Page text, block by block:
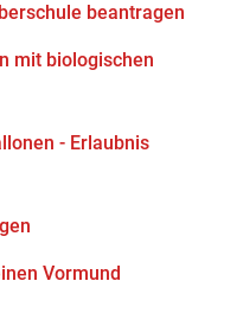
beantragen
mit biologischen
- Erlaubnis
Vormund